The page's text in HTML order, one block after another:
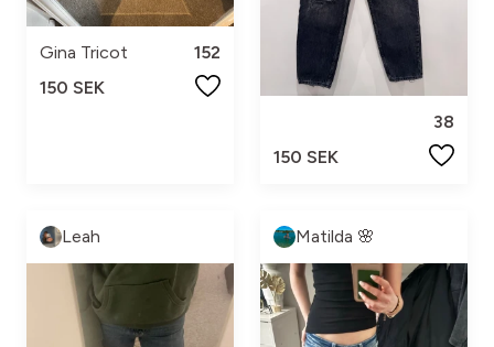
Gina Tricot
152
150 SEK
38
150 SEK
Leah Matilda 🌸